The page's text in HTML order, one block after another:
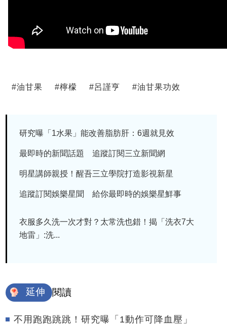
#油甘果 #檸檬 #呂謹亨 #油甘果功效
研究曝「1水果」能改善脂肪肝：6週就見效
最即時的新聞話題 追蹤訂閱三立新聞網
明星講師親授！醒吾三立學院打造影視新星
追蹤訂閱娛樂星聞 給你最即時的娛樂星鮮事
衣服多久洗一次才對？太常洗也錯！揭「洗衣7大
地雷」:洗...
延伸 閱讀
不用跑跑跳跳！研究曝「1動作可降血壓」